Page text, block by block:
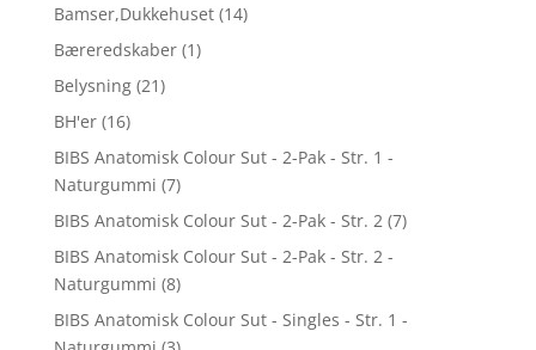
Bamser,Dukkehuset (14)
Bæreredskaber (1)
Belysning (21)
BH'er (16)
BIBS Anatomisk Colour Sut - 2-Pak - Str. 1 -
Naturgummi (7)
BIBS Anatomisk Colour Sut - 2-Pak - Str. 2 (7)
BIBS Anatomisk Colour Sut - 2-Pak - Str. 2 -
Naturgummi (8)
BIBS Anatomisk Colour Sut - Singles - Str. 1 -